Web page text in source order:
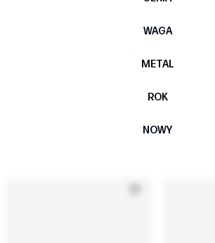
WAGA
METAL
ROK
NOWY